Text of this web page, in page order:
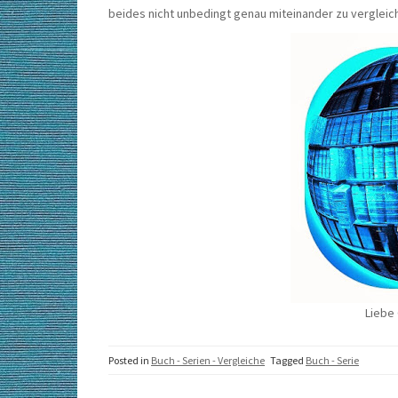
beides nicht unbedingt genau miteinander zu
Liebe
Posted in Buch - Serien - Vergleiche Tagged Buch - Serie